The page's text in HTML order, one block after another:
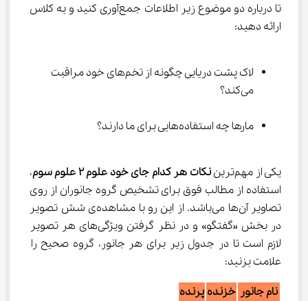
تا درباره دو موضوع زیر اطلاعات جمع‌آوری کنید و به کلاس
ارائه دهید:
لاک پشت دریایی چگونه از تخم‌های خود مراقبت
می‌کند؟
مارها چه استفاده‌هایی برای ما دارند؟
یکی از مهم‌ترین نکات هر کدام جای خود علوم ۲ علوم سوم
،
استفاده از مطالب فوق برای تشخیص گروه جانوران از روی
تصاویر آن‌ها می‌باشد. از این رو با مشاهده‌ی شش تصویر
در بخش «گفتگو» و در نظر گرفتن ویژگی‌های هر تصویر
لازم است تا در جدول زیر برای هر جانور، گروه صحیح را
علامت بزنید:
نام جانور خزنده پرنده